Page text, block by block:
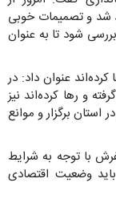
شد و تصمیمات خوبی
شود تا به عنوان
عنوان داد: در
و رها کرده‌اند نیز
برگزار و موانع
با توجه به شرایط
وضعیت اقتصادی